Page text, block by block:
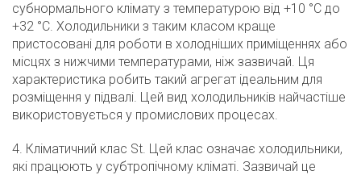
субнормального клімату з температурою від +10 °C до
+32 °C. Холодильники з таким класом краще
пристосовані для роботи в холодніших приміщеннях або
місцях з нижчими температурами, ніж зазвичай. Ця
характеристика робить такий агрегат ідеальним для
розміщення у підвалі. Цей вид холодильників найчастіше
використовується у промислових процесах.
4. Кліматичний клас St. Цей клас означає холодильники,
які працюють у субтропічному кліматі. Зазвичай це